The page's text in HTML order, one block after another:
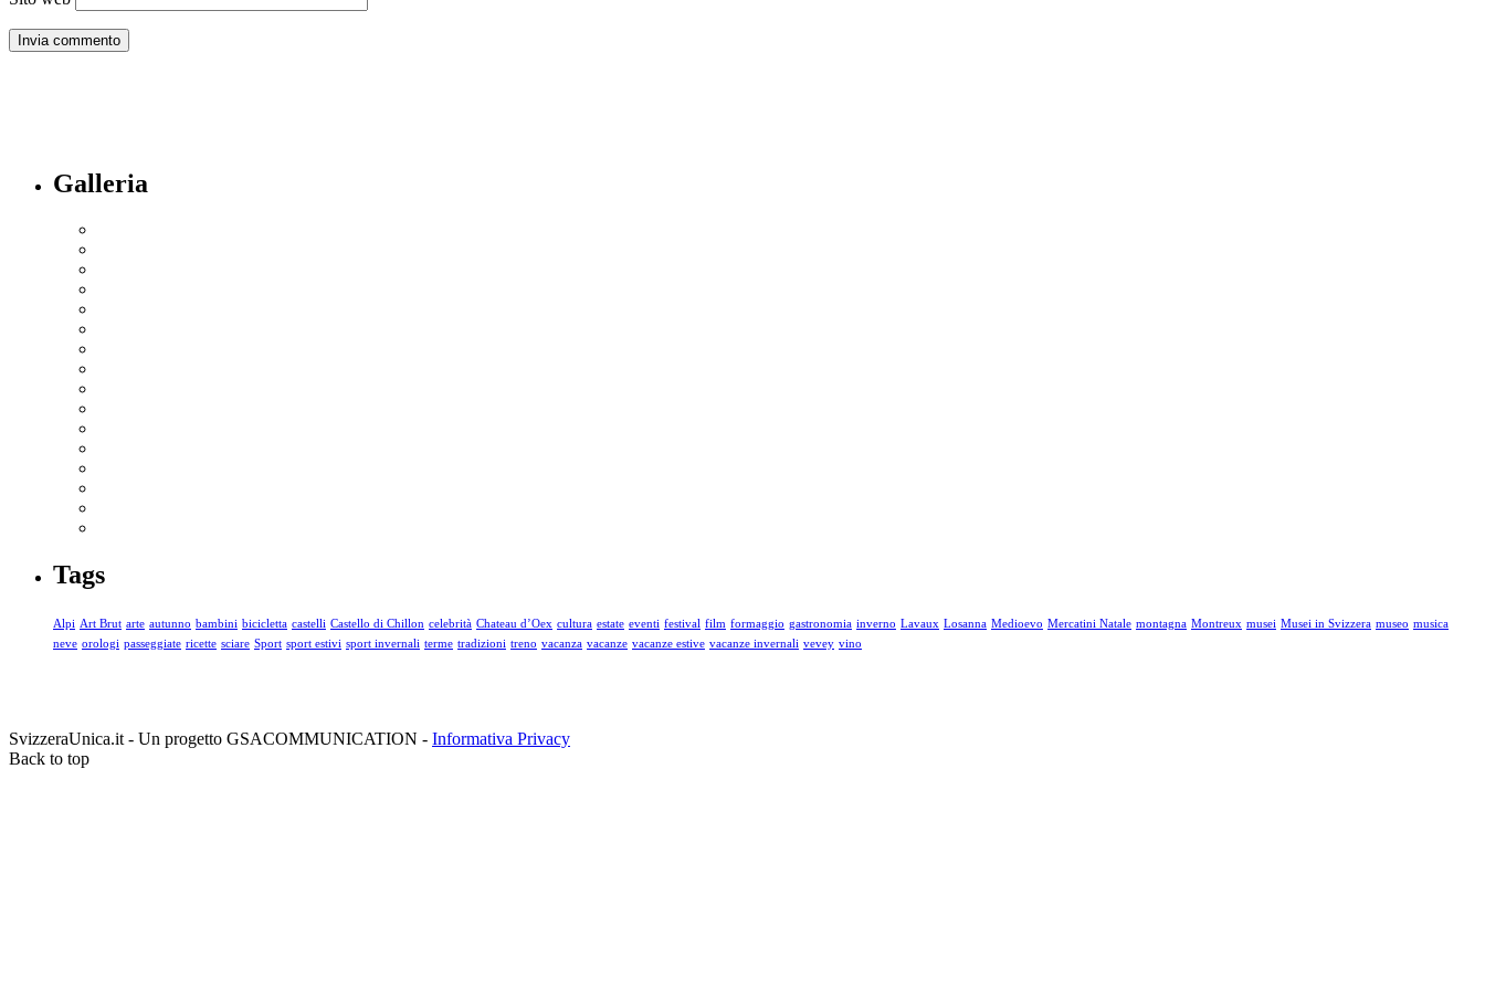
Galleria
Tags
Alpi Art Brut arte autunno bambini bicicletta castelli Castello di Chillon celebrità Chateau d’Oex cultura estate eventi festival film formaggio gastronomia inverno Lavaux Losanna Medioevo Mercatini Natale montagna Montreux musei Musei in Svizzera museo musica
neve orologi passeggiate ricette sciare Sport sport estivi sport invernali terme tradizioni treno vacanza vacanze vacanze estive vacanze invernali vevey vino
SvizzeraUnica.it - Un progetto GSACOMMUNICATION - Informativa Privacy
Back to top